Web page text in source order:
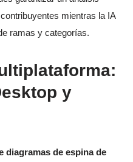
mientras la IA
ramas y categorías.
y
diagramas de espina de